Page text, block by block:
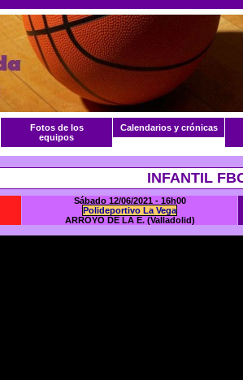
Fotos de los
equipos
Calendarios y crónicas
INFANTIL
Sábado 12/06/2021 - 16h00
Polideportivo La Vega
ARROYO DE LA E. (Valladolid)